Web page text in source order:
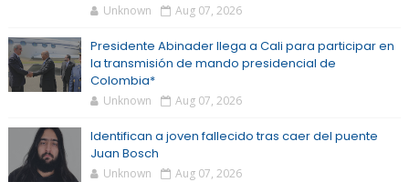
Unknown Aug 07, 2026
Presidente Abinader llega a Cali para participar en
la transmisión de mando presidencial de
Colombia*
Unknown Aug 07, 2026
Identifican a joven fallecido tras caer del puente
Juan Bosch
Unknown Aug 07, 2026